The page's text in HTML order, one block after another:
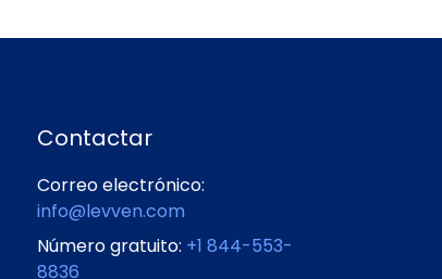
Contactar
Correo electrónico:
info@levven.com
Número gratuito: +1 844-553-
8836